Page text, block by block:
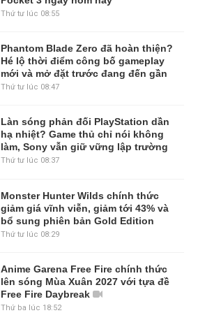
Thứ tư lúc 08:55
Phantom Blade Zero đã hoàn thiện?
Hé lộ thời điểm công bố gameplay
mới và mở đặt trước đang đến gần
Thứ tư lúc 08:47
Làn sóng phản đối PlayStation dần
hạ nhiệt? Game thủ chỉ nói không
làm, Sony vẫn giữ vững lập trường
Thứ tư lúc 08:37
Monster Hunter Wilds chính thức
giảm giá vĩnh viễn, giảm tới 43% và
bổ sung phiên bản Gold Edition
Thứ tư lúc 08:29
Anime Garena Free Fire chính thức
lên sóng Mùa Xuân 2027 với tựa đề
Free Fire Daybreak
Thứ ba lúc 18:52